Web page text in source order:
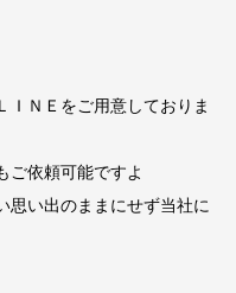
ＩＮＥをご用意しておりま
ご依頼可能ですよ
思い出のままにせず当社に